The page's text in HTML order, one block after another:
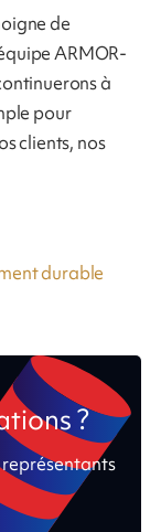
de
ARMOR-
à
pour
clients, nos
durable
?